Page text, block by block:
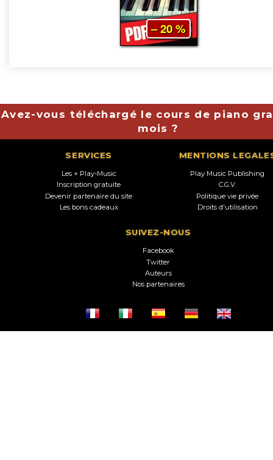
– 20 %
Avez-vous téléchargé le cours de piano
mois ?
SERVICES
Les + Play-Music
Inscription gratuite
Devenir partenaire du site
Les bons cadeaux
MENTIONS
Play Music Publishing
C.G.V.
Politique vie privée
Droits d'utilisation
SUIVEZ-NOUS
Facebook
Twitter
Auteurs
Nos partenaires